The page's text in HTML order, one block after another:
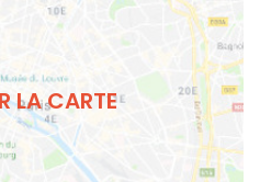
LA CARTE